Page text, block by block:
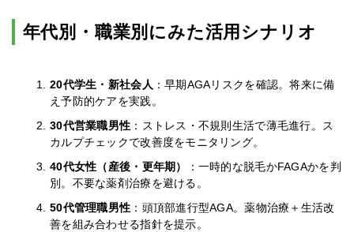
年代別・職業別にみた活用シナリオ
20代学生・新社会人 ：早期AGAリスクを確認。将来に備
え予防的ケアを実践。
30代営業職男性 ：ストレス・不規則生活で薄毛進行。ス
カルプチェックで改善度をモニタリング。
40代女性（産後・更年期）
：一時的な脱毛かFAGAかを判
別。不要な薬剤治療を避ける。
50代管理職男性 ：頭頂部進行型AGA。薬物治療＋生活改
善を組み合わせる指針を提示。